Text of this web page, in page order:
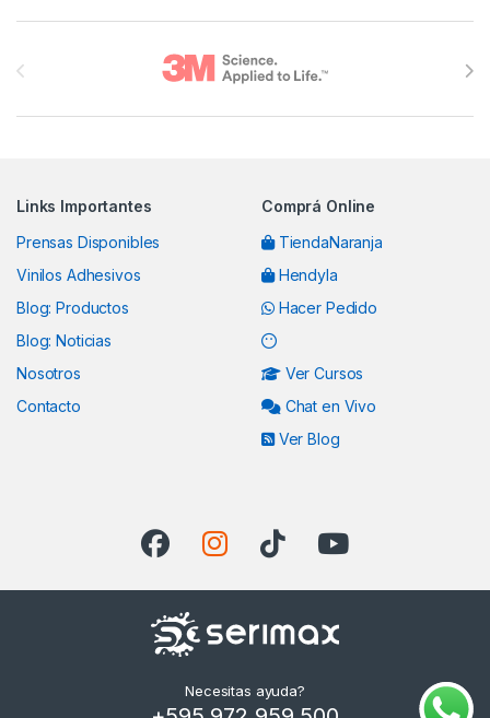
Links Importantes
Prensas Disponibles
Vinilos Adhesivos
Blog: Productos
Blog: Noticias
Nosotros
Contacto
Comprá Online
TiendaNaranja
Hendyla
Hacer Pedido
Ver Cursos
Chat en Vivo
Ver Blog
Necesitas ayuda?